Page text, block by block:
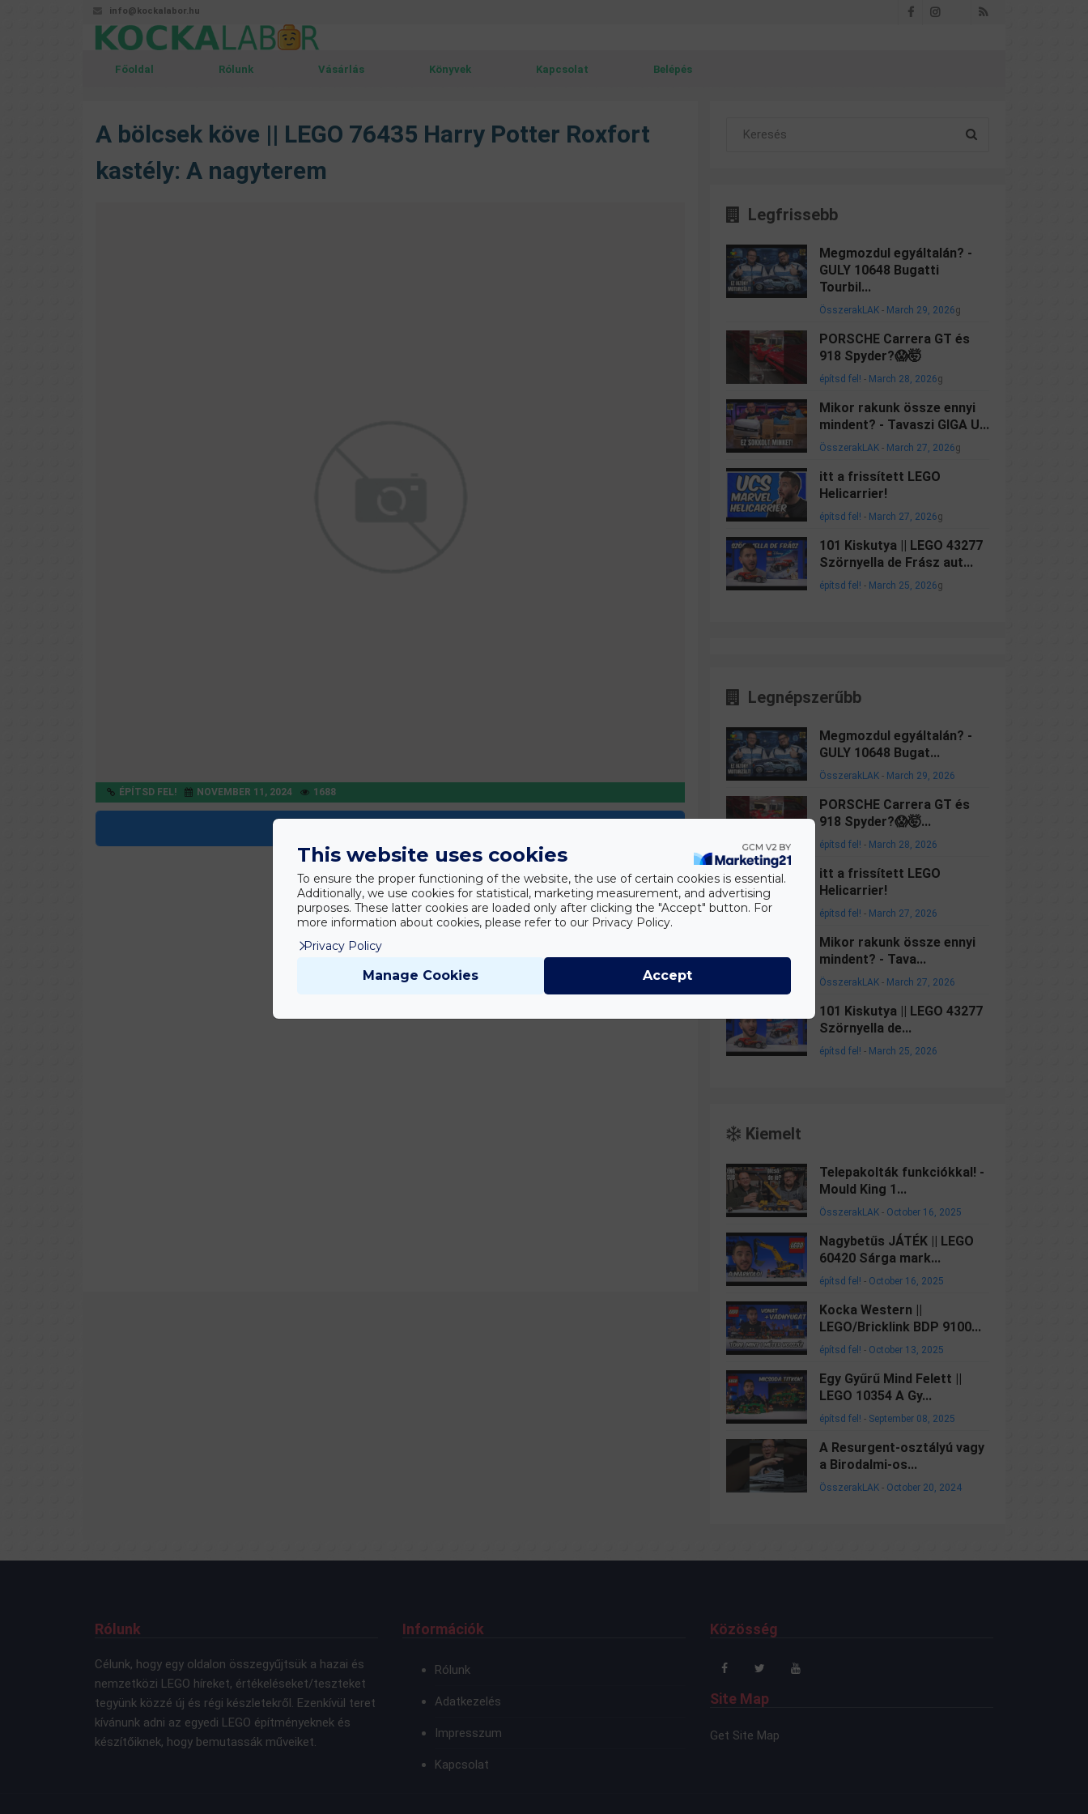
info@kockalabor.hu FacebookInstagramRSS
Főoldal Rólunk Vásárlás Könyvek Kapcsolat Belépés
A bölcsek köve || LEGO 76435 Harry Potter Roxfort
kastély: A nagyterem
ÉPÍTSD FEL! NOVEMBER 11, 2024 1688
Legfrissebb
Megmozdul egyáltalán? -
GULY 10648 Bugatti
Tourbil...
ÖsszerakLAK - March 29, 2026g
PORSCHE Carrera GT és
918 Spyder?😱🤯
építsd fel! - March 28, 2026g
Mikor rakunk össze ennyi
mindent? - Tavaszi GIGA U...
ÖsszerakLAK - March 27, 2026g
itt a frissített LEGO
Helicarrier!
építsd fel! - March 27, 2026g
101 Kiskutya || LEGO 43277
Szörnyella de Frász aut...
építsd fel! - March 25, 2026g
Legnépszerűbb
Megmozdul egyáltalán? -
GULY 10648 Bugat...
ÖsszerakLAK - March 29, 2026
PORSCHE Carrera GT és
918 Spyder?😱🤯...
építsd fel! - March 28, 2026
itt a frissített LEGO
Helicarrier!
építsd fel! - March 27, 2026
Mikor rakunk össze ennyi
mindent? - Tava...
ÖsszerakLAK - March 27, 2026
101 Kiskutya || LEGO 43277
Szörnyella de...
építsd fel! - March 25, 2026
Kiemelt
Telepakolták funkciókkal! -
Mould King 1...
ÖsszerakLAK - October 16, 2025
Nagybetűs JÁTÉK || LEGO
60420 Sárga mark...
építsd fel! - October 16, 2025
Kocka Western ||
LEGO/Bricklink BDP 9100...
építsd fel! - October 13, 2025
Egy Gyűrű Mind Felett ||
LEGO 10354 A Gy...
építsd fel! - September 08, 2025
A Resurgent-osztályú vagy
a Birodalmi-os...
ÖsszerakLAK - October 20, 2024
Rólunk
Célunk, hogy egy oldalon összegyűjtsük a hazai és
nemzetközi LEGO híreket, értékeléseket/teszteket
tegyünk közzé új és régi készletekről. Ezenkívül teret
kívánunk adni az egyedi LEGO építményeknek és
készítőiknek, hogy bemutassák műveiket.
Információk
Rólunk
Adatkezelés
Impresszum
Kapcsolat
Közösség
Site Map
Get Site Map
This website uses cookies
To ensure the proper functioning of the website, the use of certain cookies is essential.
Additionally, we use cookies for statistical, marketing measurement, and advertising
purposes. These latter cookies are loaded only after clicking the "Accept" button. For
more information about cookies, please refer to our Privacy Policy.
Privacy Policy
Manage Cookies Accept